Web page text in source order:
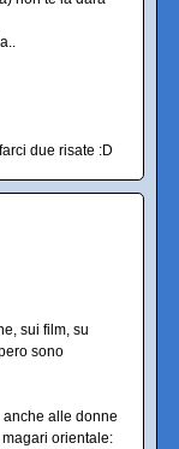
due risate :D
sui film, su
sono
alle donne
orientale: